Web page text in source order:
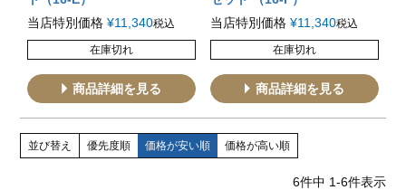
当店特別価格 ¥11,340税込
在庫切れ
商品詳細を見る
当店特別価格 ¥11,340税込
在庫切れ
商品詳細を見る
並び替え 優先度順 価格が安い順 価格が高い順
6件中 1-6件表示